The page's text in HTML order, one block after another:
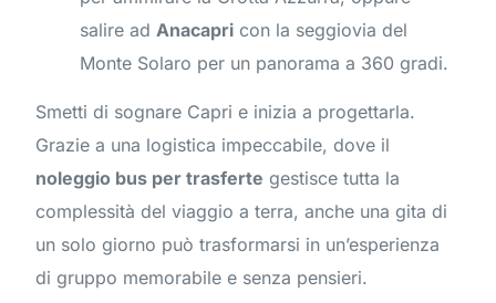
salire adAnacapri con la seggiovia del
Monte Solaro per un panorama a 360 gradi.
Smetti di sognare Capri e inizia a progettarla.
Grazie a una logistica impeccabile, dove il
noleggio bus per trasferte gestisce tutta la
complessità del viaggio a terra, anche una gita di
un solo giorno può trasformarsi in un’esperienza
di gruppo memorabile e senza pensieri.